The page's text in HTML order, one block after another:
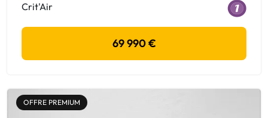
Crit'Air
69 990 €
OFFRE PREMIUM